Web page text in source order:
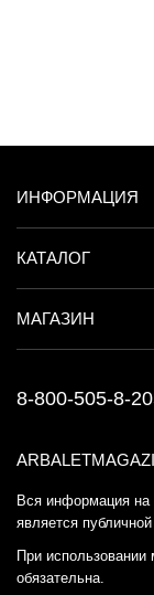
Вся информация на
является
При использовании
обязательна.
ИНФОРМАЦИЯ
КАТАЛОГ
МАГАЗИН
8-800-505-8-